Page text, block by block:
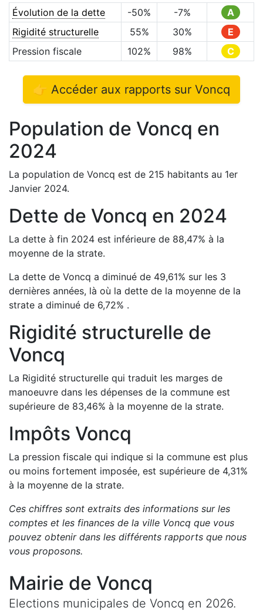
Évolution de la dette -50% -7%
A
Rigidité structurelle
55% 30%
E
Pression fiscale
102% 98% C
👉 Accéder aux rapports sur Voncq
Population de Voncq en
2024
La population de Voncq est de 215 habitants au 1er
Janvier 2024.
Dette de Voncq en 2024
La dette à fin 2024 est inférieure de 88,47% à la
moyenne de la strate.
La dette de Voncq a diminué de 49,61% sur les 3
dernières années, là où la dette de la moyenne de la
strate a diminué de 6,72% .
Rigidité structurelle de
Voncq
La Rigidité structurelle qui traduit les marges de
manoeuvre dans les dépenses de la commune est
supérieure de 83,46% à la moyenne de la strate.
Impôts Voncq
La pression fiscale qui indique si la commune est plus
ou moins fortement imposée, est supérieure de 4,31%
à la moyenne de la strate.
Ces chiffres sont extraits des informations sur les
comptes et les finances de la ville Voncq que vous
pouvez obtenir dans les différents rapports que nous
vous proposons.
Mairie de Voncq
Elections municipales de Voncq en 2026.